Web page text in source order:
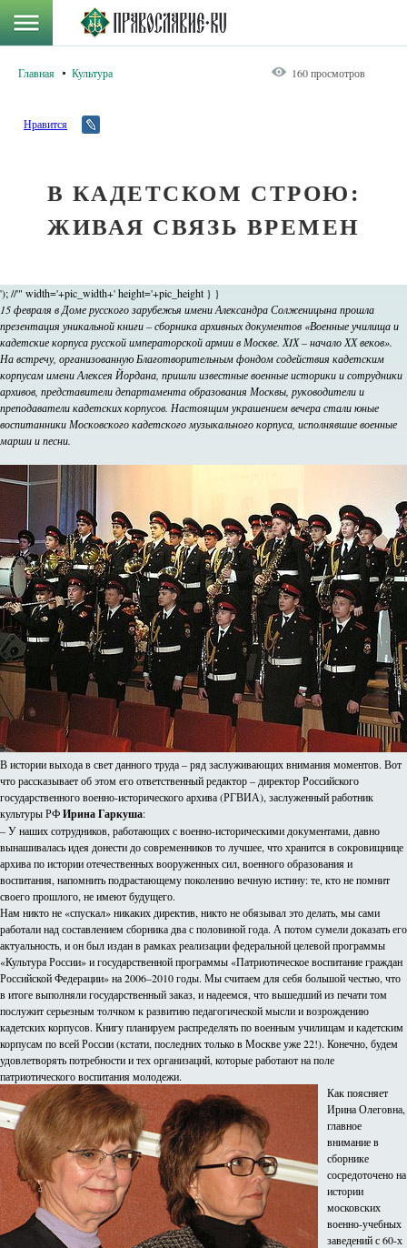
Главная Культура 160 просмотров
Нравится
В КАДЕТСКОМ СТРОЮ:
ЖИВАЯ СВЯЗЬ ВРЕМЕН
'); //'" width='+pic_width+' height='+pic_height } }
15 февраля в Доме русского зарубежья имени Александра Солженицына прошла
презентация уникальной книги – сборника архивных документов «Военные училища и
кадетские корпуса русской императорской армии в Москве. ХIХ – начало ХХ веков».
На встречу, организованную Благотворительным фондом содействия кадетским
корпусам имени Алексея Йордана, пришли известные военные историки и сотрудники
архивов, представители департамента образования Москвы, руководители и
преподаватели кадетских корпусов. Настоящим украшением вечера стали юные
воспитанники Московского кадетского музыкального корпуса, исполнявшие военные
марши и песни.
В истории выхода в свет данного труда – ряд заслуживающих внимания моментов. Вот
что рассказывает об этом его ответственный редактор – директор Российского
государственного военно-исторического архива (РГВИА), заслуженный работник
культуры РФИрина Гаркуша:
– У наших сотрудников, работающих с военно-историческими документами, давно
вынашивалась идея донести до современников то лучшее, что хранится в сокровищнице
архива по истории отечественных вооруженных сил, военного образования и
воспитания, напомнить подрастающему поколению вечную истину: те, кто не помнит
своего прошлого, не имеют будущего.
Нам никто не «спускал» никаких директив, никто не обязывал это делать, мы сами
работали над составлением сборника два с половиной года. А потом сумели доказать его
актуальность, и он был издан в рамках реализации федеральной целевой программы
«Культура России» и государственной программы «Патриотическое воспитание граждан
Российской Федерации» на 2006–2010 годы. Мы считаем для себя большой честью, что
в итоге выполняли государственный заказ, и надеемся, что вышедший из печати том
послужит серьезным толчком к развитию педагогической мысли и возрождению
кадетских корпусов. Книгу планируем распределять по военным училищам и кадетским
корпусам по всей России (кстати, последних только в Москве уже 22!). Конечно, будем
удовлетворять потребности и тех организаций, которые работают на поле
патриотического воспитания молодежи.
Как поясняет
Ирина Олеговна,
главное
внимание в
сборнике
сосредоточено на
истории
московских
военно-учебных
заведений с 60-х